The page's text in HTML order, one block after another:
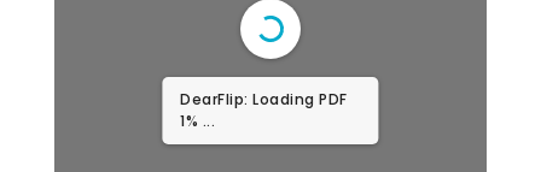
DearFlip: Loading PDF
1% ...